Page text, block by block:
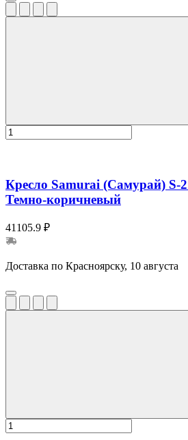
Кресло Samurai (Самурай) S-
Темно-коричневый
41105.9 ₽
Доставка по Красноярску, 10 августа